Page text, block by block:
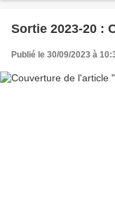
Sortie 2023-20 :
Publié le 30/09/2023 à